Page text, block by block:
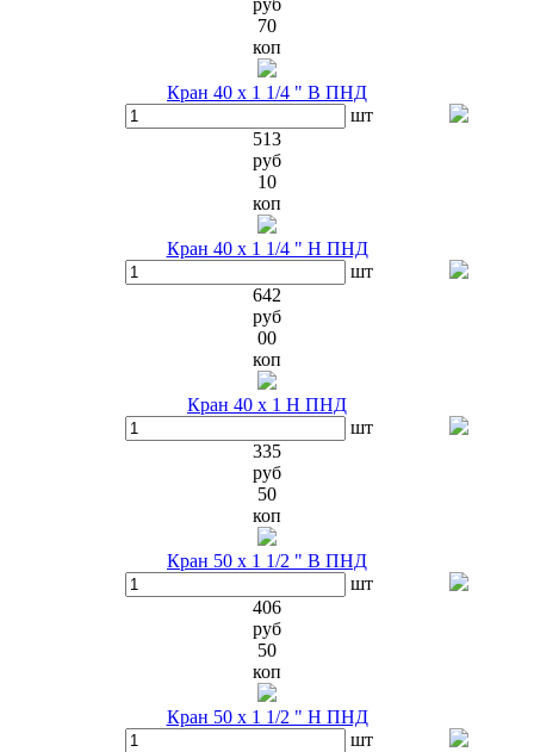
руб
70
коп
Кран 40 х 1 1/4 " В ПНД
шт
513
руб
10
коп
Кран 40 х 1 1/4 " Н ПНД
шт
642
руб
00
коп
Кран 40 х 1 Н ПНД
шт
335
руб
50
коп
Кран 50 х 1 1/2 " В ПНД
шт
406
руб
50
коп
Кран 50 х 1 1/2 " Н ПНД
шт